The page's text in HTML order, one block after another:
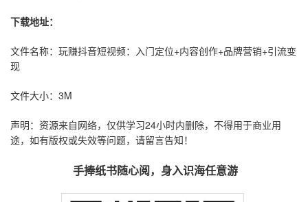
下载地址：
文件名称：玩赚抖音短视频：入门定位+内容创作+品牌营销+引流变
现
文件大小：3M
声明：资源来自网络，仅供学习24小时内删除，不得用于商业用
途，如有版权或失效等问题，请留言告知！
手捧纸书随心阅，身入识海任意游